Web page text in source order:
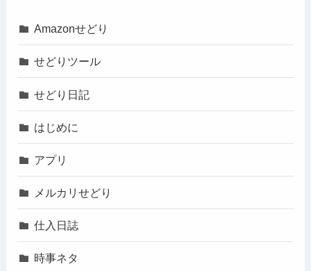
Amazonせどり
せどりツール
せどり日記
はじめに
アプリ
メルカリせどり
仕入日誌
時事ネタ